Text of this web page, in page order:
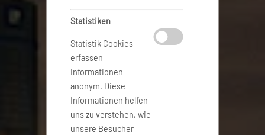
Statistiken
Statistik Cookies
erfassen
Informationen
anonym. Diese
Informationen helfen
uns zu verstehen, wie
unsere Besucher